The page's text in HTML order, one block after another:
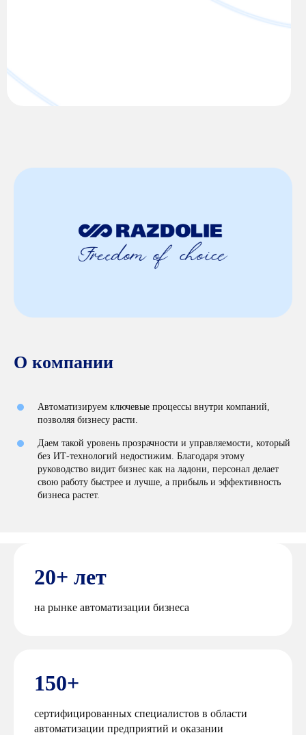
О компании
Автоматизируем ключевые процессы внутри компаний,
позволяя бизнесу расти.
Даем такой уровень прозрачности и управляемости, который
без ИТ-технологий недостижим. Благодаря этому
руководство видит бизнес как на ладони, персонал делает
свою работу быстрее и лучше, а прибыль и эффективность
бизнеса растет.
20+ лет
на рынке автоматизации бизнеса
150+
сертифицированных специалистов в области
автоматизации предприятий и оказании